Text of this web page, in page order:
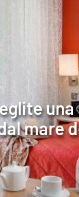
una
mare